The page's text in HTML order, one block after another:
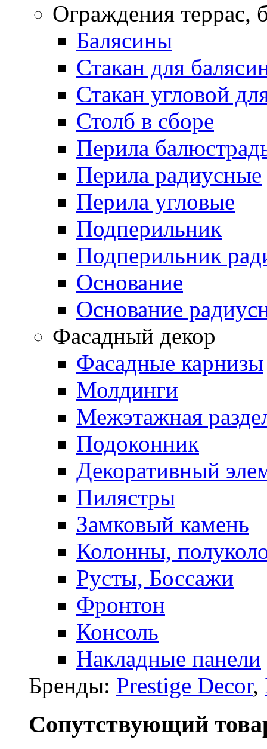
Oграждения террас,
Балясины
Стакан для
Стакан угловой
Столб в сборе
Перила
Перила радиусные
Перила угловые
Подперильник
Подперильник
Основание
Основание
Фасадный декор
Фасадные карнизы
Молдинги
Межэтажная
Подоконник
Декоративный
Пилястры
Замковый камень
Колонны,
Русты, Боссажи
Фронтон
Консоль
Накладные панели
Бренды: Prestige Decor,
Сопутствующий